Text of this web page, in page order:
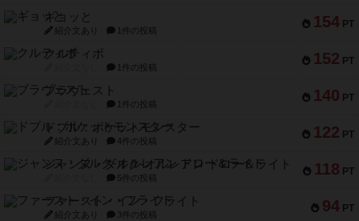
154 PT
ギョッと
紹介文あり 1件の投稿
152 PT
クルティボ
1件の投稿
140 PT
ブラヴェスト
1件の投稿
122 PT
ドブル：ポケットモンスター
紹介文あり 4件の投稿
118 PT
ジャンヌ・ダルク-オルレアン ドロー＆ライト
5件の投稿
94 PT
ファースト・イン・フライト
紹介文あり 3件の投稿